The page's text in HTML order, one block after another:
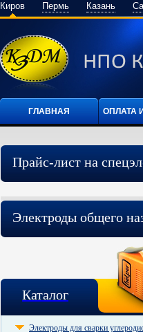
Киров Пермь Казань
ГЛАВНАЯ ОПЛАТА
Прайс-лист на
Электроды общего
Каталог
Электроды для сварки